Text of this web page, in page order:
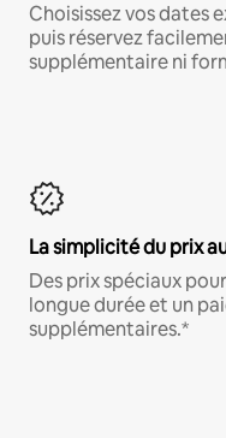
Choisissez vos dates
puis réservez
supplémentaire ni
La simplicité du prix
Des prix spéciaux
longue durée et un
supplémentaires.*